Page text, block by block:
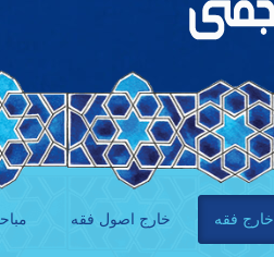
خارج فقه خارج اصول فقه